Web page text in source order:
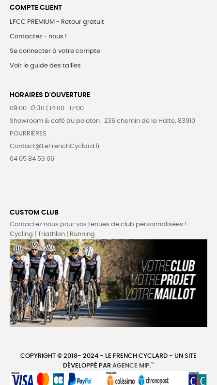
COMPTE CLIENT
LFCC PREMIUM - Retour gratuit
Contactez - nous !
Se connecter à votre compte
Voir le guide des tailles
HORAIRES D'OUVERTURE
09:00-12:30 | 14:00- 17:00
Showroom & café du peloton : 236 chemin de la Halte, 83910
POURRIÈRES
Contact@LeFrenchCyclard.fr
04 65 84 53 06
CUSTOM CLUB
Contactez nous pour vos tenues de club personnalisées !
Cycling | Triathlon | Running
COPYRIGHT © 2018- 2024 - LE FRENCH CYCLARD - UN SITE
DÉVELOPPÉ PAR AGENCE MIP.``